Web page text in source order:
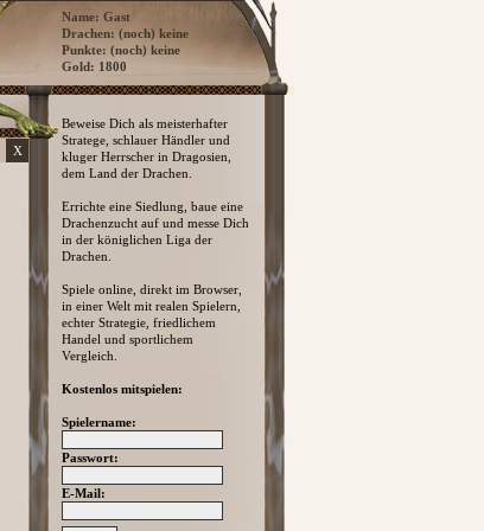
Name: Gast
Drachen: (noch) keine
Punkte: (noch) keine
Gold: 1800
Beweise Dich als meisterhafter
Stratege, schlauer Händler und
kluger Herrscher in Dragosien,
dem Land der Drachen.
Errichte eine Siedlung, baue eine
Drachenzucht auf und messe Dich
in der königlichen Liga der
Drachen.
Spiele online, direkt im Browser,
in einer Welt mit realen Spielern,
echter Strategie, friedlichem
Handel und sportlichem
Vergleich.
Kostenlos mitspielen:
Spielername:
Passwort:
E-Mail:
X